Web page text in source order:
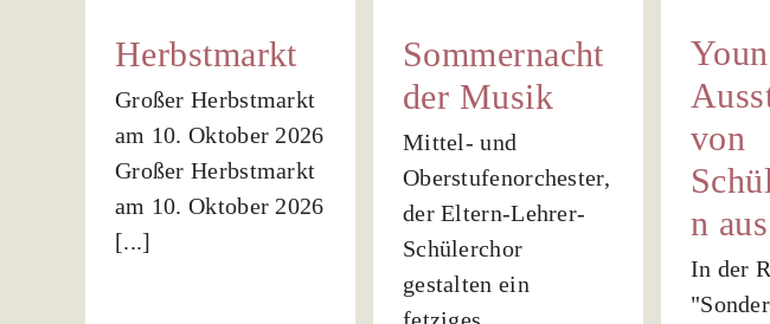
Herbstmarkt
Großer Herbstmarkt
am 10. Oktober 2026
Großer Herbstmarkt
am 10. Oktober 2026
[...]
Sommernacht
der Musik
Mittel- und
Oberstufenorchester,
der Eltern-Lehrer-
Schülerchor
gestalten ein
von
n
In der